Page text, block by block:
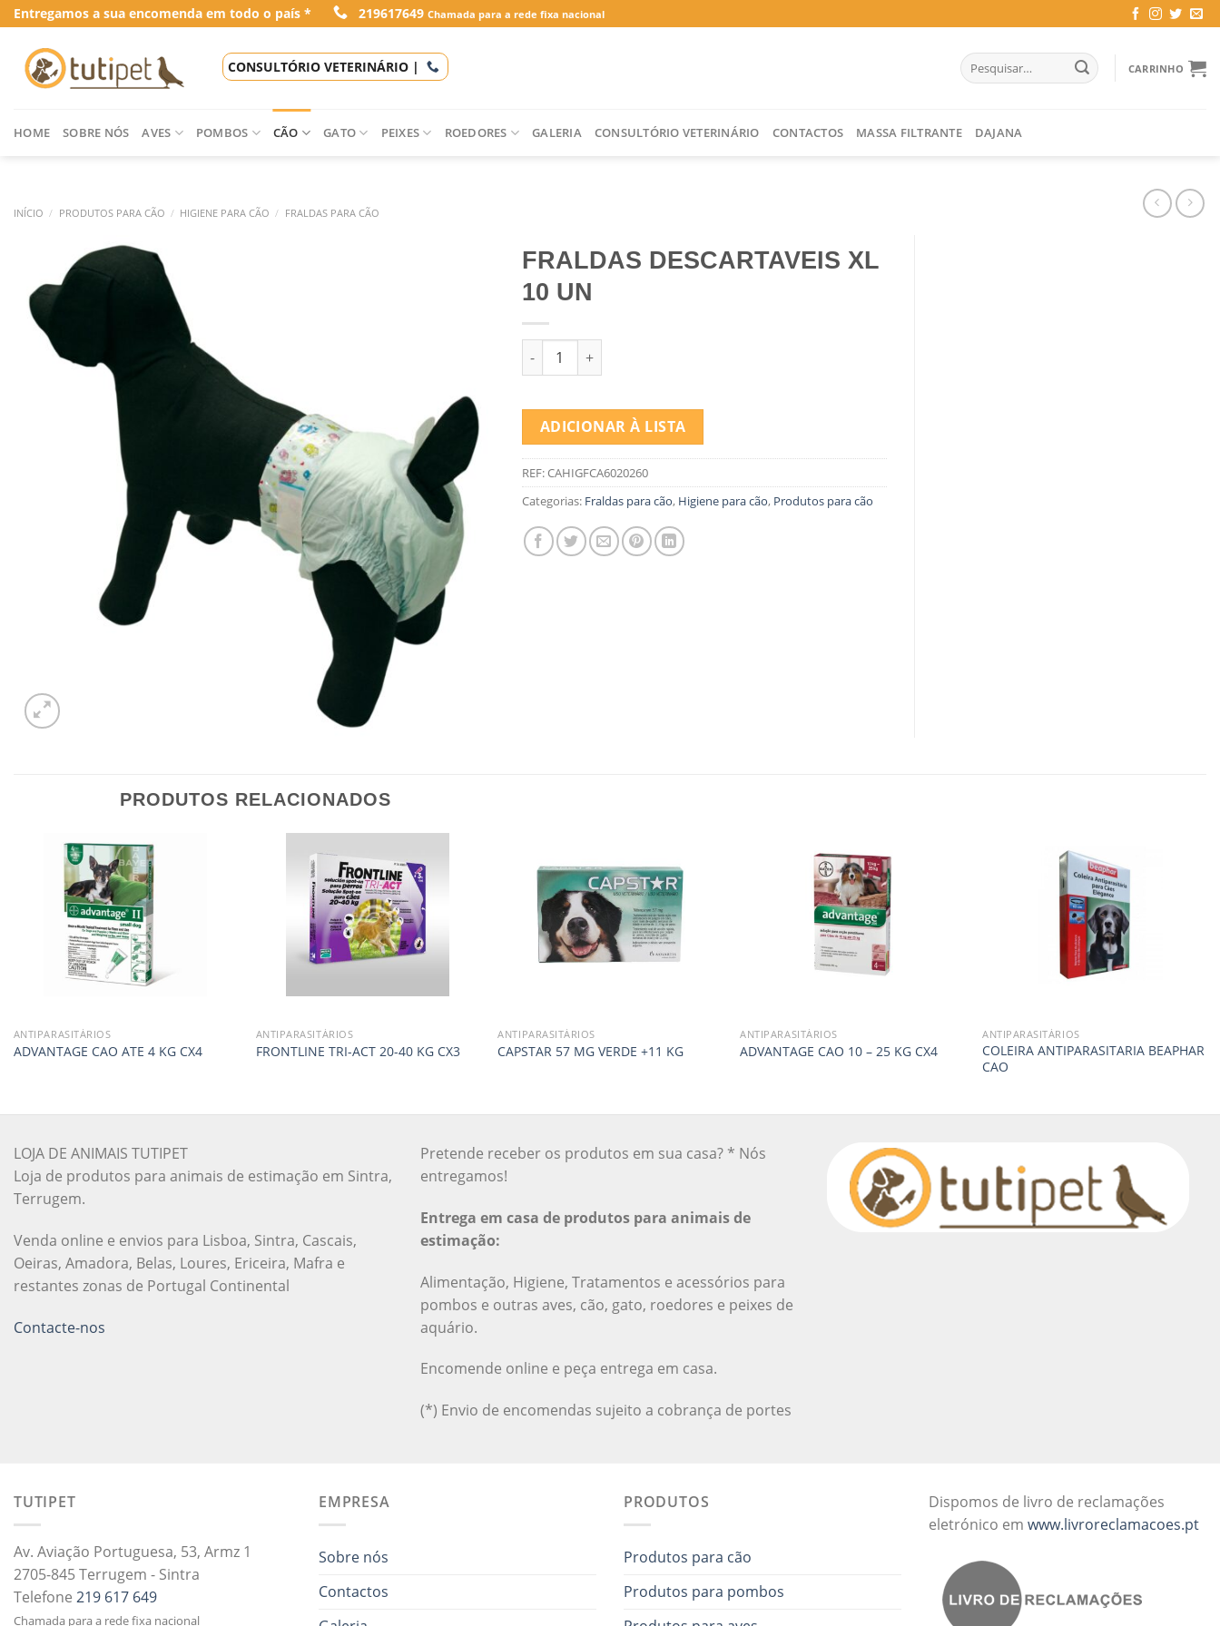
Skip
to
content
Entregamos a sua encomenda em todo o país * 219617649 Chamada para a rede fixa nacional
CONSULTÓRIO VETERINÁRIO |
Pesquisar
por:
CARRINHO
HOME SOBRE NÓS AVES POMBOS CÃO GATO PEIXES ROEDORES GALERIA CONSULTÓRIO VETERINÁRIO CONTACTOS MASSA FILTRANTE DAJANA
INÍCIO / PRODUTOS PARA CÃO / HIGIENE PARA CÃO / FRALDAS PARA CÃO
FRALDAS DESCARTAVEIS XL
10 UN
Quantidade de FRALDAS DESCARTAVEIS XL 10 UN
ADICIONAR À LISTA
REF:CAHIGFCA6020260
Categorias: Fraldas para cão, Higiene para cão, Produtos para cão
PRODUTOS RELACIONADOS
ANTIPARASITÁRIOS
ADVANTAGE CAO ATE 4 KG CX4
ANTIPARASITÁRIOS
FRONTLINE TRI-ACT 20-40 KG CX3
ANTIPARASITÁRIOS
CAPSTAR 57 MG VERDE +11 KG
ANTIPARASITÁRIOS
ADVANTAGE CAO 10 – 25 KG CX4
ANTIPARASITÁRIOS
COLEIRA ANTIPARASITARIA BEAPHAR
CAO
LOJA DE ANIMAIS TUTIPET
Loja de produtos para animais de estimação em Sintra,
Terrugem.
Venda online e envios para Lisboa, Sintra, Cascais,
Oeiras, Amadora, Belas, Loures, Ericeira, Mafra e
restantes zonas de Portugal Continental
Contacte-nos
Pretende receber os produtos em sua casa? * Nós
entregamos!
Entrega em casa de produtos para animais de
estimação:
Alimentação, Higiene, Tratamentos e acessórios para
pombos e outras aves, cão, gato, roedores e peixes de
aquário.
Encomende online e peça entrega em casa.
(*) Envio de encomendas sujeito a cobrança de portes
TUTIPET
Av. Aviação Portuguesa, 53, Armz 1
2705-845 Terrugem - Sintra
Telefone 219 617 649
Chamada para a rede fixa nacional
EMPRESA
Sobre nós
Contactos
PRODUTOS
Produtos para cão
Produtos para pombos
Dispomos de livro de reclamações
eletrónico em www.livroreclamacoes.pt